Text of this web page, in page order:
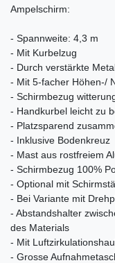
Ampelschirm:
- Spannweite: 4,3 m
- Mit Kurbelzug
- Durch verstärkte
- Mit 5-facher Höhen-/
- Schirmbezug
- Handkurbel leicht zu
- Platzsparend
- Inklusive Bodenkreuz
- Mast aus rostfreiem
- Schirmbezug 100%
- Optional mit
- Bei Variante mit
- Abstandshalter
des Materials
- Mit
- Grosse